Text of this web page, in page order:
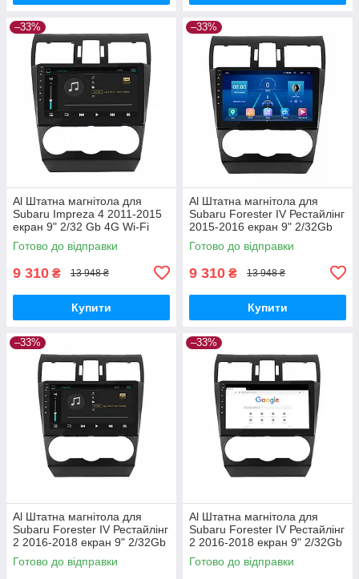
–33%
Al Штатна магнітола для
Subaru Impreza 4 2011-2015
екран 9" 2/32 Gb 4G Wi-Fi
GPS Top Android
Готово до відправки
9 310 ₴ 13 948 ₴
Купити
–33%
Al Штатна магнітола для
Subaru Forester IV Рестайлінг
2015-2016 екран 9" 2/32Gb
4G Wi-Fi GPS Top Android
Готово до відправки
9 310 ₴ 13 948 ₴
Купити
–33%
Al Штатна магнітола для
Subaru Forester IV Рестайлінг
2 2016-2018 екран 9" 2/32Gb
4G Wi-Fi GPS Top Android
Готово до відправки
–33%
Al Штатна магнітола для
Subaru Forester IV Рестайлінг
2 2016-2018 екран 9" 2/32Gb
Wi-Fi GPS Base Android
Готово до відправки